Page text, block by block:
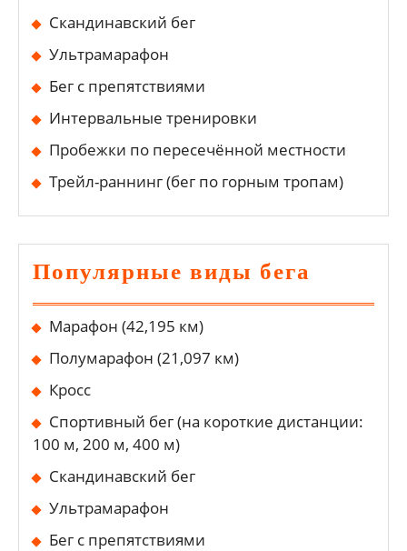
Скандинавский бег
Ультрамарафон
Бег с препятствиями
Интервальные тренировки
Пробежки по пересечённой местности
Трейл-раннинг (бег по горным тропам)
Популярные виды бега
Марафон (42,195 км)
Полумарафон (21,097 км)
Кросс
Спортивный бег (на короткие дистанции:
100 м, 200 м, 400 м)
Скандинавский бег
Ультрамарафон
Бег с препятствиями